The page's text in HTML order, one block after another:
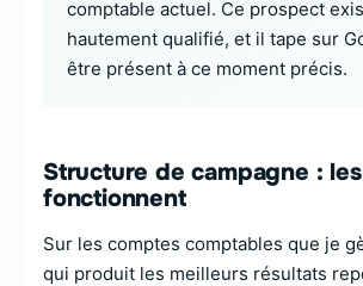
comptable actuel. Ce prospect
hautement qualifié, et il tape sur
être présent à ce moment précis.
Structure de campagne :
fonctionnent
Sur les comptes comptables que je
qui produit les meilleurs résultats